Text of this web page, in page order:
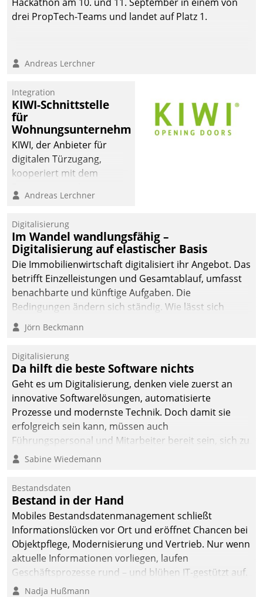
drei PropTech-Teams und landet auf Platz 1.
Andreas Lerchner
Integration
KIWI-Schnittstelle
für
Wohnungsunternehmen
KIWI, der Anbieter für
digitalen Türzugang,
kooperiert mit dem
Softwareentwicklungshaus
Andreas Lerchner
Digitalisierung
Im Wandel wandlungsfähig –
Digitalisierung auf elastischer Basis
Die Immobilienwirtschaft digitalisiert ihr Angebot. Das
betrifft Einzelleistungen und Gesamtablauf, umfasst
benachbarte und künftige Aufgaben. Die
Bedingungen ändern sich ständig. Wie lässt sich
technisch die Kontrolle wahren und zugleich Freiraum
fürs Wachsen öffnen?
Jörn Beckmann
Digitalisierung
Da hilft die beste Software nichts
Geht es um Digitalisierung, denken viele zuerst an
innovative Softwarelösungen, automatisierte
Prozesse und modernste Technik. Doch damit sie
erfolgreich sein kann, müssen auch
Führungspersonal und Mitarbeiter bereit sein, sich zu
verändern und anzupassen, sonst werden sie an ihr
Sabine Wiedemann
Bestandsdaten
Bestand in der Hand
Mobiles Bestandsdatenmanagement schließt
Informationslücken vor Ort und eröffnet Chancen bei
Objektpflege, Modernisierung und Vertrieb. Nur wenn
aktuelle Informationen vorliegen, laufen
Geschäftsprozesse rund – und blühen IT-gestützt auf.
Nadja Hußmann